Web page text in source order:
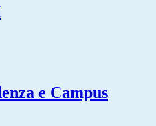
e Campus